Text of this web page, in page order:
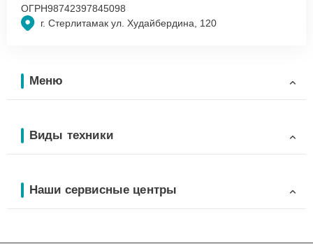
г. Стерлитамак ул. Худайбердина, 120
ОГРН98742397845098
Меню
Виды техники
Наши сервисные центры